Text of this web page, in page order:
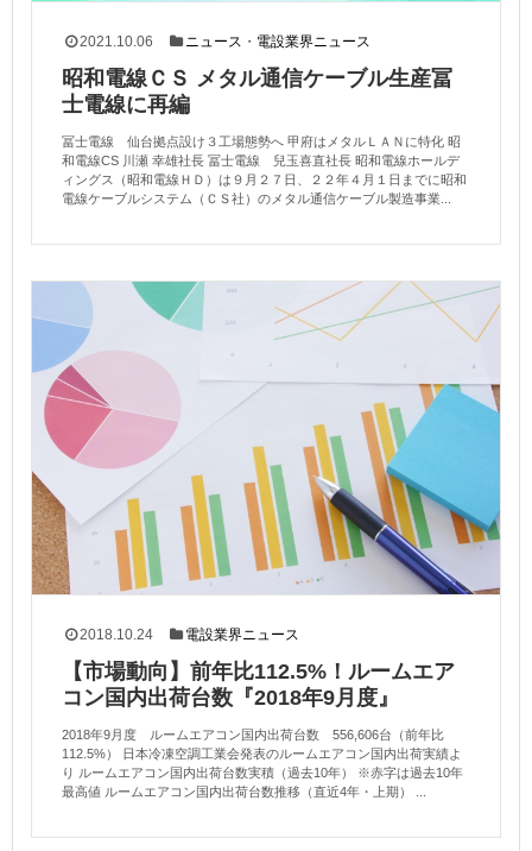
2021.10.06 ニュース ・ 電設業界ニュース
昭和電線ＣＳ メタル通信ケーブル生産冨
士電線に再編
冨士電線 仙台拠点設け３工場態勢へ 甲府はメタルＬＡＮに特化 昭
和電線CS 川瀬 幸雄社長 冨士電線 兒玉喜直社長 昭和電線ホールデ
ィングス（昭和電線ＨＤ）は９月２７日、２２年４月１日までに昭和
電線ケーブルシステム（ＣＳ社）のメタル通信ケーブル製造事業...
2018.10.24 電設業界ニュース
【市場動向】前年比112.5%！ルームエア
コン国内出荷台数『2018年9月度』
2018年9月度 ルームエアコン国内出荷台数 556,606台（前年比
112.5%） 日本冷凍空調工業会発表のルームエアコン国内出荷実績よ
り ルームエアコン国内出荷台数実積（過去10年） ※赤字は過去10年
最高値 ルームエアコン国内出荷台数推移（直近4年・上期） ...